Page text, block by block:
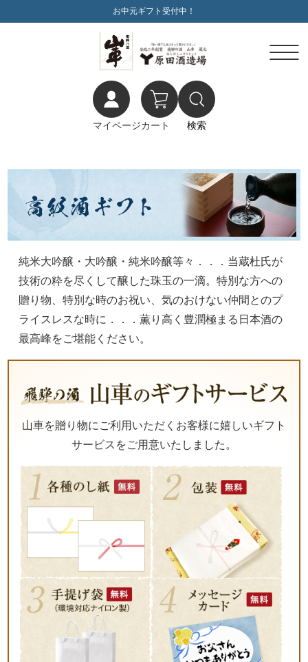
お中元ギフト受付中！
マイページカート 検索
純米大吟醸・大吟醸・純米吟醸等々．．．当蔵杜氏が
技術の粋を尽くして醸した珠玉の一滴。特別な方への
贈り物、特別な時のお祝い、気のおけない仲間とのプ
ライスレスな時に．．．薫り高く豊潤極まる日本酒の
最高峰をご堪能ください。
山車を贈り物にご利用いただくお客様に嬉しいギフト
サービスをご用意いたしました。